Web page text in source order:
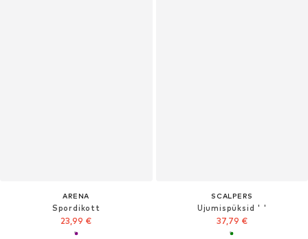
ARENA
Spordikott
23,99 €
SCALPERS
Ujumispüksid ' '
37,79 €